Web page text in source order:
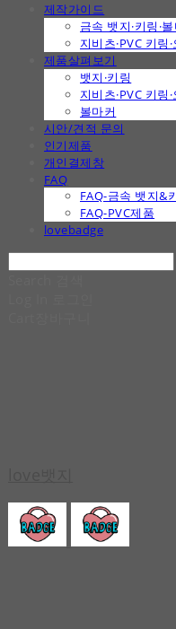
제작가이드
금속 뱃지·키링·
지비츠·PVC 키링
제품살펴보기
뱃지·키링
지비츠·PVC 키링
볼마커
시안/견적 문의
인기제품
개인결제창
FAQ
FAQ-금속 뱃지&
FAQ-PVC제품
lovebadge